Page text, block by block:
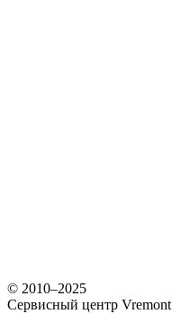
© 2010–2025
Сервисный центр Vremont